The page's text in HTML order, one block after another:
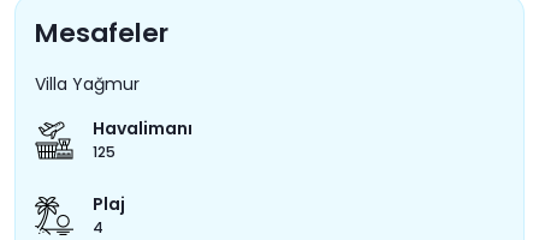
Mesafeler
Villa Yağmur
Havalimanı
125
Plaj
4